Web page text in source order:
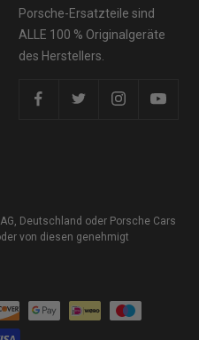
Porsche-Ersatzteile sind
ALLE 100 % Originalgeräte
des Herstellers.
Deutschland oder Porsche Cars
von diesen genehmigt